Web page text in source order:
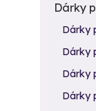
Dárky
Dárky
Dárky
Dárky
Dárky